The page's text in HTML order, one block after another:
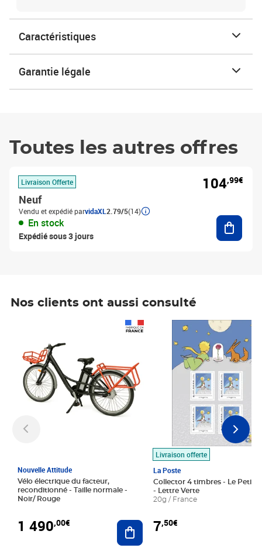
Caractéristiques
Garantie légale
Toutes les autres offres
Livraison Offerte
Neuf
Vendu et expédié parvidaXL 2.79/5(14)
En stock
Expédié sous 3 jours
104,99€
Nos clients ont aussi consulté
Nouvelle Attitude
Vélo électrique du facteur,
reconditionné - Taille normale -
Noir/ Rouge
1 490,00€ Ajouter au panier
Livraison offerte
La Poste
Collector 4 timbres - Le Petit
- Lettre Verte
20g / France
7,50€
Prix 7,50€